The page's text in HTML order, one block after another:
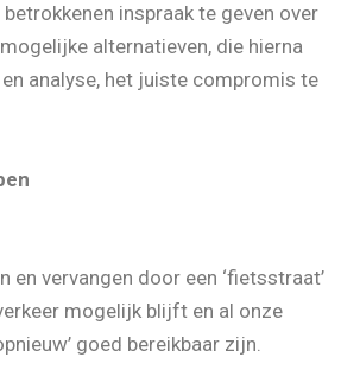
inspraak te geven over
alternatieven, die hierna
analyse, het juiste compromis te
en vervangen door een ‘fietsstraat’
mogelijk blijft en al onze
goed bereikbaar zijn.